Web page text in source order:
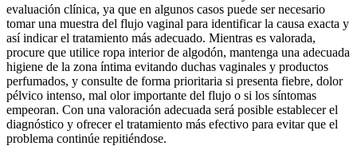
evaluación clínica, ya que en algunos casos puede ser necesario
tomar una muestra del flujo vaginal para identificar la causa exacta y
así indicar el tratamiento más adecuado. Mientras es valorada,
procure que utilice ropa interior de algodón, mantenga una adecuada
higiene de la zona íntima evitando duchas vaginales y productos
perfumados, y consulte de forma prioritaria si presenta fiebre, dolor
pélvico intenso, mal olor importante del flujo o si los síntomas
empeoran. Con una valoración adecuada será posible establecer el
diagnóstico y ofrecer el tratamiento más efectivo para evitar que el
problema continúe repitiéndose.